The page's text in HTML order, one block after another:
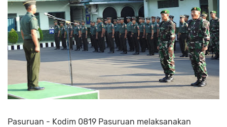
Pasuruan - Kodim 0819 Pasuruan melaksanakan